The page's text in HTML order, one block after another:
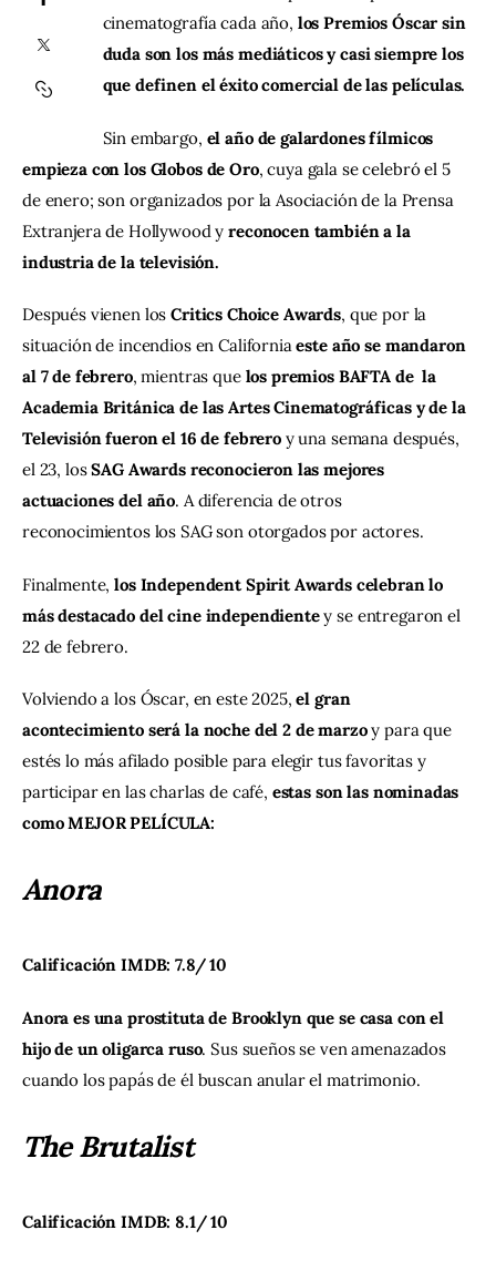
Contacto
cinematografía cada año, los Premios Óscar sin
duda son los más mediáticos y casi siempre los
que definen el éxito comercial de las películas.
Sin embargo, el año de galardones fílmicos
empieza con los Globos de Oro, cuya gala se celebró el 5
de enero; son organizados por la Asociación de la Prensa
Extranjera de Hollywood y reconocen también a la
industria de la televisión.
Después vienen los Critics Choice Awards, que por la
situación de incendios en California este año se mandaron
al 7 de febrero, mientras que los premios BAFTA de  la
Academia Británica de las Artes Cinematográficas y de la
Televisión fueron el 16 de febrero y una semana después,
el 23, los SAG Awards reconocieron las mejores
actuaciones del año. A diferencia de otros
reconocimientos los SAG son otorgados por actores.
Finalmente, los Independent Spirit Awards celebran lo
más destacado del cine independiente y se entregaron el
22 de febrero.
Volviendo a los Óscar, en este 2025, el gran
acontecimiento será la noche del 2 de marzo y para que
estés lo más afilado posible para elegir tus favoritas y
participar en las charlas de café, estas son las nominadas
como MEJOR PELÍCULA:
Anora
Calificación IMDB: 7.8/ 10
Anora es una prostituta de Brooklyn que se casa con el
hijo de un oligarca ruso. Sus sueños se ven amenazados
cuando los papás de él buscan anular el matrimonio.
The Brutalist
Calificación IMDB: 8.1/ 10